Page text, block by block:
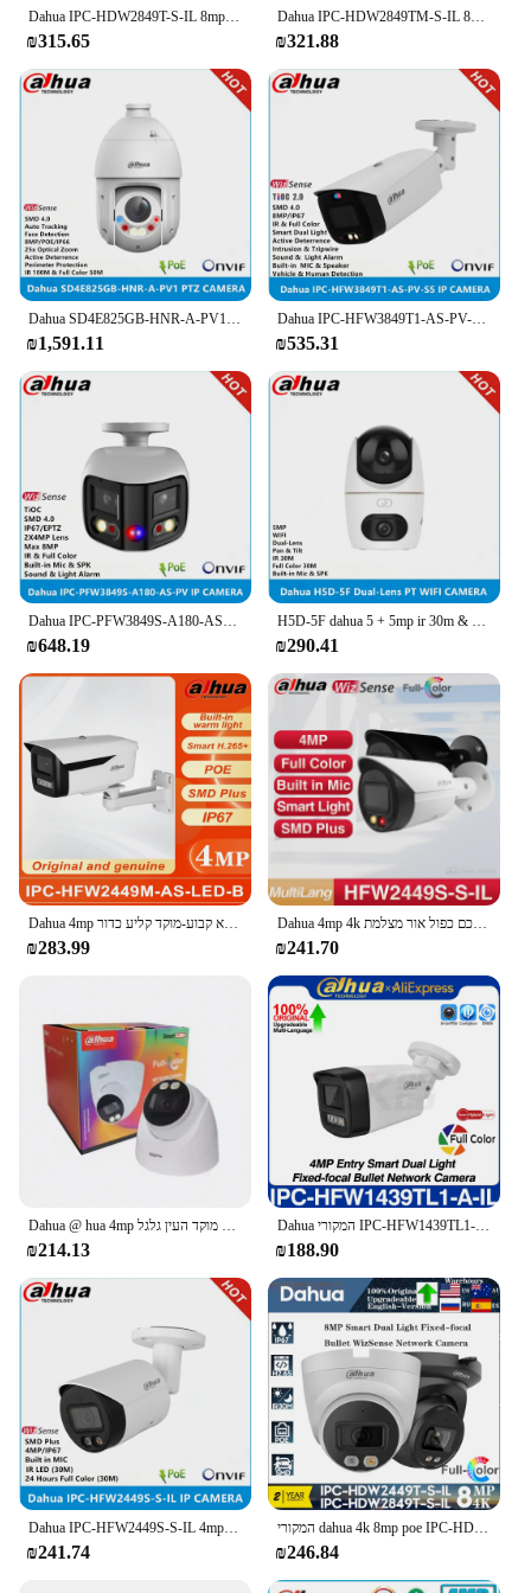
Dahua IPC-HDW2849T-S-IL 8mp poe ir30m & 24 שעות צבע מלא חכם אור כפול מובנה מיקרופון ip67 smd בתוספת מצלמת IP קוסמים
₪315.65
Dahua IPC-HDW2849TM-S-IL 8mp poe ir30m & 24 שעות צבע מלא חכם אור כפול מובנה מיקרופון ip67 smd
₪321.88
Dahua SD4E825GB-HNR-A-PV1 8mp 25x כוכב אור זום אופטי 100 מ '& צבע מלא 50 מ' מעקב אוטומטי smd4.0 toc cuz מצלמת ptz
₪1,591.11
Dahua IPC-HFW3849T1-AS-PV-S5 8mp מובנה סילק & צבע מלא חכם כפול הארה פעיל ניקוי מצלמה קוסמית
₪535.31
₪648.19 ₪290.41
₪283.99
Dahua 4mp 4k חכם כפול אור מצלמת IP מיני כדור ccctv חיצוני מעקב צבע מלא מובנה מיקרופון IPC-HFW2449S-S-IL
₪241.70
₪214.13
Dahua המקורי IPC-HFW1439TL1-A-IL 4mp כרטיס חכם כפול אור קבוע כדור רשת מצלמה צבע מלא אדם לזהות poe ip67 cctv
₪188.90
₪241.74
המקורי dahua 4k 8mp poe IPC-HDW2849T-S-IL מצלמת מעקב IP מובנית רשת חריץ מיקרופון כיפה ir 30m כפול אור
₪246.84